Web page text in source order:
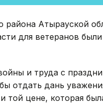
Атырауской
для ветеранов
и труда с
отдать дань
той цене, которая